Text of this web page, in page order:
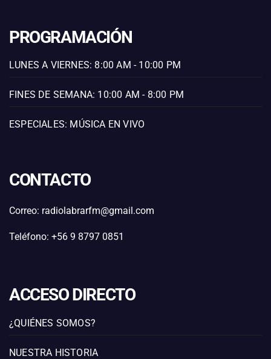
PROGRAMACIÓN
LUNES A VIERNES: 8:00 AM - 10:00 PM
FINES DE SEMANA: 10:00 AM - 8:00 PM
ESPECIALES: MÚSICA EN VIVO
CONTACTO
Correo: radiolabrarfm@gmail.com
Teléfono: +56 9 8797 0851
ACCESO DIRECTO
¿QUIÉNES SOMOS?
NUESTRA HISTORIA